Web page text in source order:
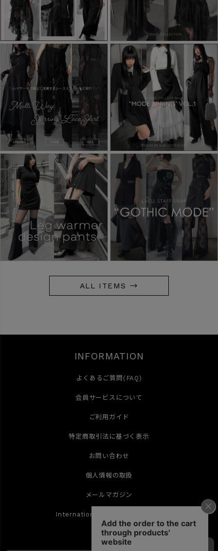
ALL ITEMS →
INFORMATION
よくあるご質問(FAQ)
会員サービスについて
ご利用ガイド
特定商取引法に基づく表示
お問い合わせ
個人情報の取扱
メールマガジン
International Shipping(English)